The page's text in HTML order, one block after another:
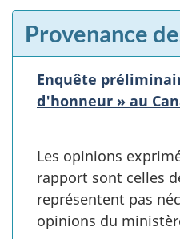
Provenance
Enquête
d'honneur » au
Les opinions
rapport sont celles
représentent pas
opinions du